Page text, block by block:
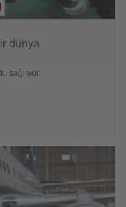
dünya
sağlıyor